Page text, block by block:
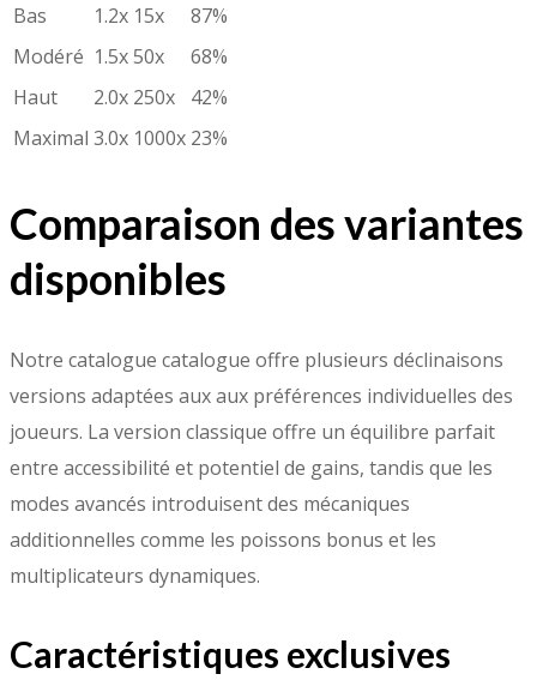
Bas
1.2x 15x
87%
Modéré 1.5x50x
68%
Haut
2.0x 250x
42%
Maximal 3.0x 1000x 23%
Comparaison des variantes
disponibles
Notre catalogue catalogue offre plusieurs déclinaisons
versions adaptées aux aux préférences individuelles des
joueurs. La version classique offre un équilibre parfait
entre accessibilité et potentiel de gains, tandis que les
modes avancés introduisent des mécaniques
additionnelles comme les poissons bonus et les
multiplicateurs dynamiques.
Caractéristiques exclusives